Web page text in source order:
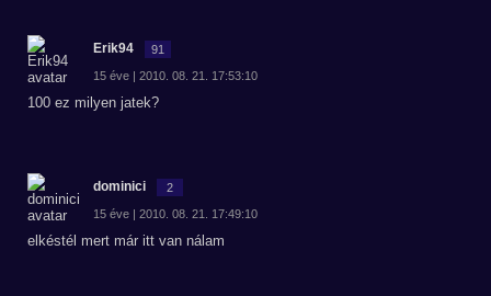
Erik94 91
15 éve | 2010. 08. 21. 17:53:10
100 ez milyen jatek?
dominici 2
15 éve | 2010. 08. 21. 17:49:10
elkéstél mert már itt van nálam